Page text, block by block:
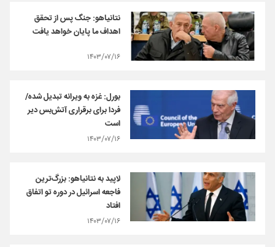
نتانیاهو: جنگ پس از تحقق
اهداف ما پایان خواهد یافت
۱۴۰۳/۰۷/۱۶
بورل: غزه به ویرانه تبدیل شده/
فردا برای برقراری آتش‌بس دیر
است
۱۴۰۳/۰۷/۱۶
لاپید به نتانیاهو: بزرگ‌ترین
فاجعه اسرائیل در دوره تو اتفاق
افتاد
۱۴۰۳/۰۷/۱۶